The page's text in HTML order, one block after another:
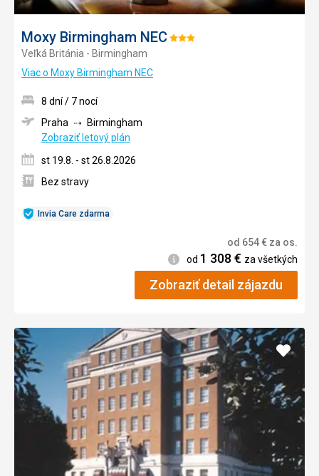
Moxy Birmingham NECHodnotenie:
Veľká Británia - Birmingham
Viac o Moxy Birmingham NEC
Invia Care zdarma
8 dní / 7 nocí
Praha
Birmingham
Zobraziť letový plán
st 19.8. - st 26.8.2026
Bez stravy
od 654€ za os.
Informácie
od 1 308 € za všetkých
Zobraziť detail zájazdu
Pridať
do